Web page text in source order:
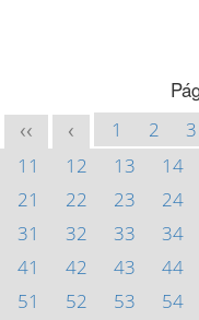
<< < 1 2 3
11
12 13 14
21
22 23 24
31
32 33 34
41
42 43 44
51
52 53 54